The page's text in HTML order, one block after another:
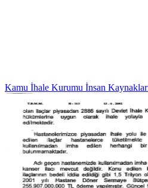
Kamu İhale Kurumu İnsan